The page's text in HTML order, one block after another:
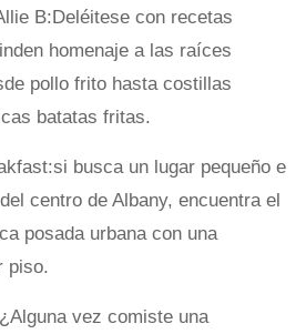
B:Deléitese con recetas
homenaje a las raíces
pollo frito hasta costillas
batatas fritas.
busca un lugar pequeño e
centro de Albany, encuentra el
posada urbana con una
piso.
vez comiste una